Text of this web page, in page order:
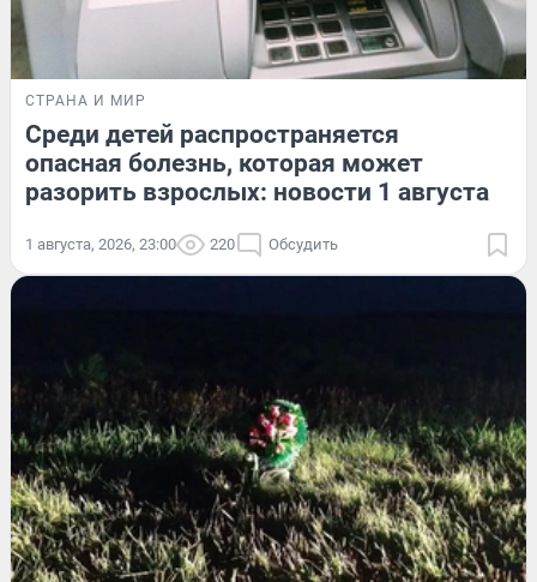
СТРАНА И МИР
Среди детей распространяется
опасная болезнь, которая может
разорить взрослых: новости 1 августа
1 августа, 2026, 23:00 220 Обсудить